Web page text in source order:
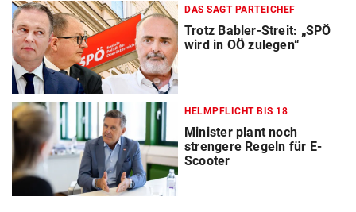
DAS SAGT PARTEICHEF
Trotz Babler-Streit: „SPÖ
wird in OÖ zulegen“
HELMPFLICHT BIS 18
Minister plant noch
strengere Regeln für E-
Scooter